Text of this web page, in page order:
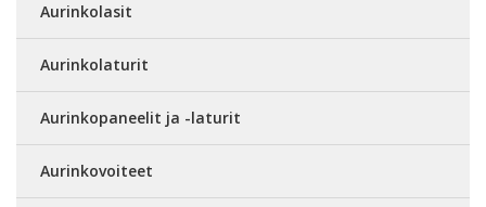
Aurinkolasit
Aurinkolaturit
Aurinkopaneelit ja -laturit
Aurinkovoiteet